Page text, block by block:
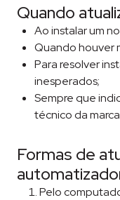
Quando
Ao instalar um
Quando houver
Para resolver
inesperados;
Sempre que
técnico da
Formas de
Pelo